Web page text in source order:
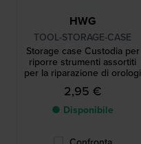
HWG
TOOL-STORAGE-CASE
Storage case Custodia per
riporre strumenti assortiti
per la riparazione di orologi
2,95 €
● Disponibile